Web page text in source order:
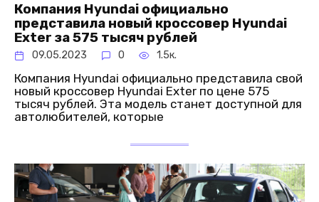
Компания Hyundai официально
представила новый кроссовер Hyundai
Exter за 575 тысяч рублей
09.05.2023 0 1.5к.
Компания Hyundai официально представила свой
новый кроссовер Hyundai Exter по цене 575
тысяч рублей. Эта модель станет доступной для
автолюбителей, которые